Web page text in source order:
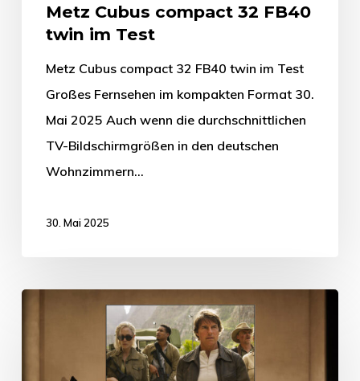
Metz Cubus compact 32 FB40
twin im Test
Metz Cubus compact 32 FB40 twin im Test
Großes Fernsehen im kompakten Format 30.
Mai 2025 Auch wenn die durchschnittlichen
TV-Bildschirmgrößen in den deutschen
Wohnzimmern…
30. Mai 2025